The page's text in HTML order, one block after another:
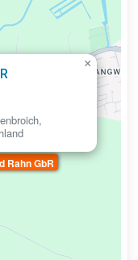
Rahn GbR
×